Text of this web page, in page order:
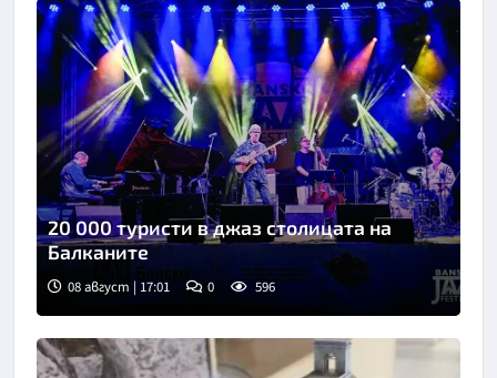
20 000 туристи в джаз столицата на
Балканите
08 август | 17:01 0 596